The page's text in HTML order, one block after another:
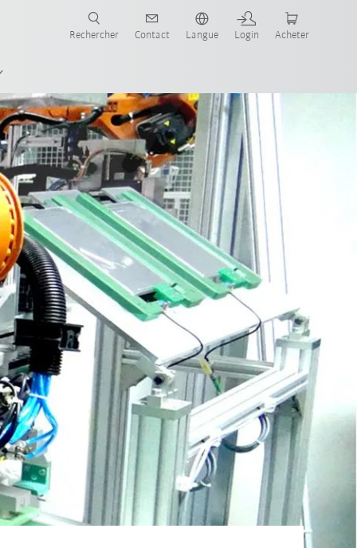
Rechercher Contact Langue Login Acheter